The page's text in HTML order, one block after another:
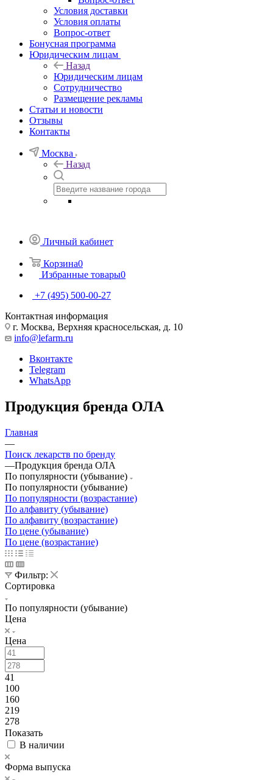
Условия доставки
Условия оплаты
Вопрос-ответ
Бонусная программа
Юридическим лицам
Назад
Юридическим лицам
Сотрудничество
Размещение рекламы
Статьи и новости
Отзывы
Контакты
Москва
Назад
Личный кабинет
Корзина0
Избранные товары0
+7 (495) 500-00-27
Контактная информация
г. Москва, Верхняя красносельская, д. 10
info@lefarm.ru
Вконтакте
Telegram
WhatsApp
Продукция бренда ОЛА
Главная
—
Поиск лекарств по бренду
—Продукция бренда ОЛА
По популярности (убывание)
По популярности (убывание)
По популярности (возрастание)
По алфавиту (убывание)
По алфавиту (возрастание)
По цене (убывание)
По цене (возрастание)
Фильтр:
Сортировка
По популярности (убывание)
Цена
Цена
41
100
160
219
278
Показать
В наличии
Форма выпуска